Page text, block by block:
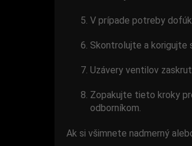
V prípade potreby
Skontrolujte a korigujte
Uzávery ventilov
Zopakujte tieto kroky
odborníkom.
Ak si všimnete nadmerný